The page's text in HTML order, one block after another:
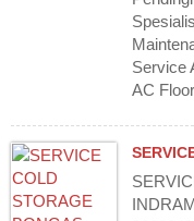
Service
AC